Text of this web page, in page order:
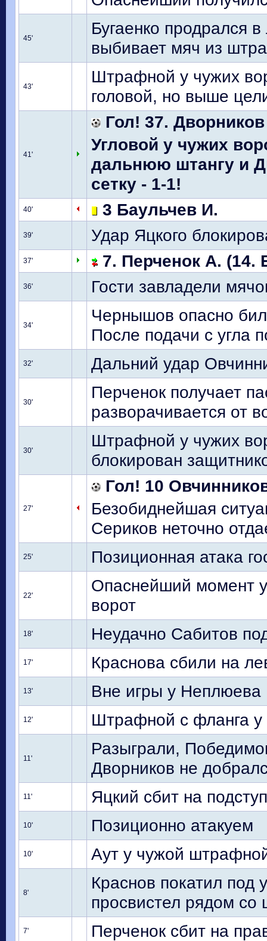
45'
Бугаенко продрался
выбивает мяч из
43'
Штрафной у чужих
головой, но выше
41'
Гол! 37.
Угловой у чужих
дальнюю штангу и
сетку - 1-1!
40' 3 Баульчев И.
39' Удар Яцкого
37' 7. Перченок А. (14.
36' Гости завладели
34'
Чернышов опасно
После подачи с угла
32' Дальний удар
30'
Перченок получает
разворачивается от
30'
Штрафной у чужих
блокирован
27'
Гол! 10
Безобиднейшая
Сериков неточно
25' Позиционная атака
22'
Опаснейший момент
ворот
18' Неудачно Сабитов
17' Краснова сбили на
13' Вне игры у Неплюева
12' Штрафной с фланга у
11'
Разыграли,
Дворников не
11' Яцкий сбит на
10' Позиционно атакуем
10' Аут у чужой
8'
Краснов покатил под
просвистел рядом
7' Перченок сбит на